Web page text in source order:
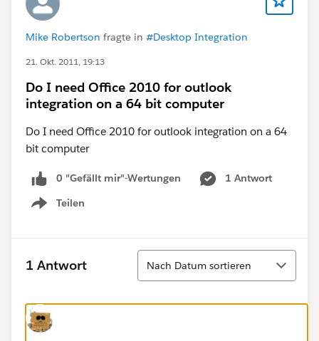
Mike Robertson fragte in #Desktop Integration
21. Okt. 2011, 19:13
Do I need Office 2010 for outlook
integration on a 64 bit computer
Do I need Office 2010 for outlook integration on a 64
bit computer
0 "Gefällt mir"-Wertungen
1 Antwort
Teilen
Show menu
1 Antwort
Sortieren
Nach Datum sortieren